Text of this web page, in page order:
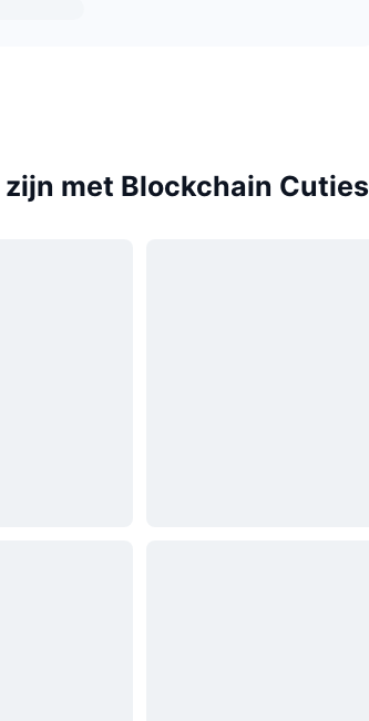
met Blockchain Cuties